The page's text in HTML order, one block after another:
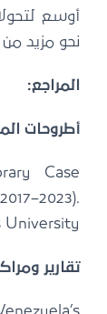
أوسع
نحو مزيد
المراجع:
أطروحات
Case
University.
تقارير